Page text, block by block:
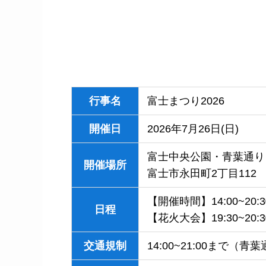
行事名 富士まつり2026
開催日 2026年7月26日(日)
開催場所
富士中央公園・青葉通り
富士市永田町2丁目112
日程
【開催時間】
【花火大会】
交通規制 14:00~21:00まで（青葉